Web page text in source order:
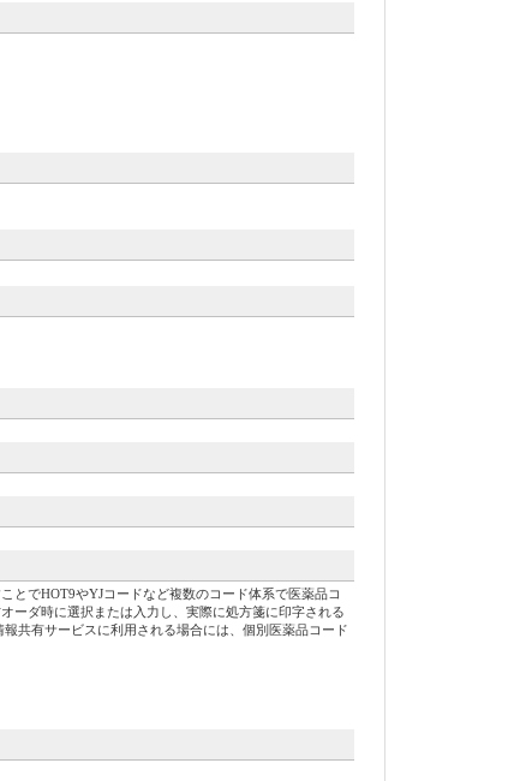
とでHOT9やYJコードなど複数のコード体系で医薬品コ
ーダ時に選択または入力し、実際に処方箋に印字される
共有サービスに利用される場合には、個別医薬品コード